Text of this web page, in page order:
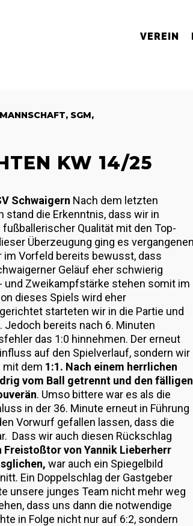
VEREIN
, SGM,
KW 14/25
Schwaigern Nach dem letzten
stand die Erkenntnis, dass wir in
Qualität mit den Top-
Überzeugung ging es vergangenen
im Vorfeld bereits bewusst, dass
Geläuf eher schwierig
Zweikampfstärke stehen somit im
dieses Spiels wird eher
starteten wir in die Partie und
Jedoch bereits nach 6. Minuten
das 1:0 hinnehmen. Der erneut
auf den Spielverlauf, sondern wir
mit dem 1:1. Nach einem herrlichen
vom Ball getrennt und den fälligen
. Umso bittere war es als die
in der 36. Minute erneut in Führung
Vorwurf gefallen lassen, dass die
Dass wir auch diesen Rückschlag
Freistoßtor von Yannik Lieberherr
war auch ein Spiegelbild
Ein Doppelschlag der Gastgeber
unsere junges Team nicht mehr weg
dass uns dann die notwendige
in Folge nicht nur auf 6:2, sondern